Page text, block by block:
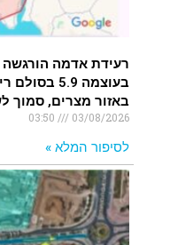
רעידת אדמה
בעוצמה
באזור מצרים, סמוך
03/08/2026
לסיפור המלא »